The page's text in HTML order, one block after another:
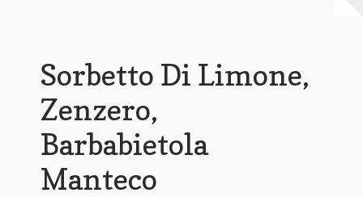
Sorbetto Di Limone,
Zenzero,
Barbabietola
Manteco